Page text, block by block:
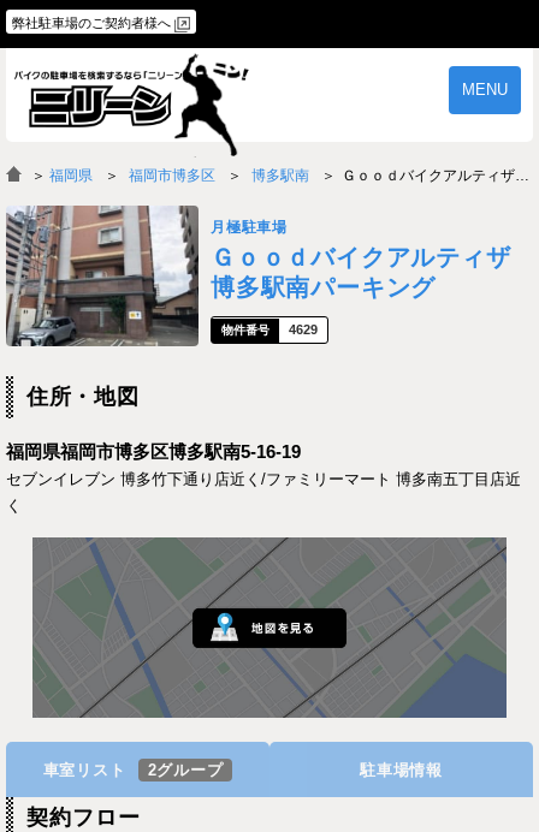
弊社駐車場のご契約者様へ
MENU
物件一覧
よくあるご質問
＞ 福岡県 福岡市博多区 博多駅南 Ｇｏｏｄバイクアルティザ博多駅南パーキング
月極駐車場
Ｇｏｏｄバイクアルティザ
博多駅南パーキング
4629
住所・地図
福岡県福岡市博多区博多駅南5-16-19
セブンイレブン 博多竹下通り店近く/ファミリーマート 博多南五丁目店近
く
車室リスト 2グループ 駐車場情報
契約フロー